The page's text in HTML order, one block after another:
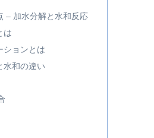
– 加水分解と水和反応
は
ションとは
水和の違い